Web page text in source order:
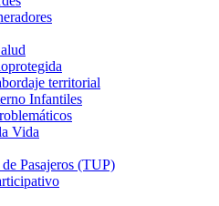
territorial
Infantiles
Vida
Pasajeros (TUP)